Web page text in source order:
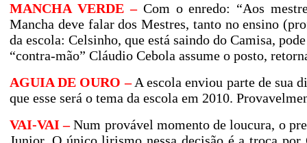
MANCHA VERDE –Com o enredo: “Aos
Mancha deve falar dos Mestres, tanto no ensino
da escola: Celsinho, que está saindo do Camisa,
“contra-mão” Cláudio Cebola assume o posto,
AGUIA DE OURO –A escola enviou parte de sua
que esse será o tema da escola em 2010.
VAI-VAI –Num provável momento de loucura, o